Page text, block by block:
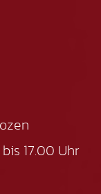
17.00 Uhr